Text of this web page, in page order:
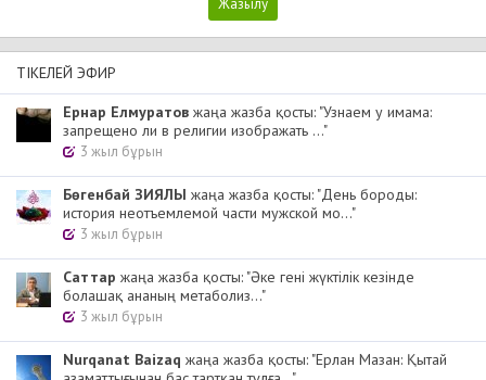
ТІКЕЛЕЙ ЭФИР
Ернар Елмуратов жаңа жазба қосты: "Узнаем у имама:
запрещено ли в религии изображать ..."
3 жыл бұрын
Бөгенбай ЗИЯЛЫ жаңа жазба қосты: "День бороды:
история неотъемлемой части мужской мо..."
3 жыл бұрын
Cаттар жаңа жазба қосты: "Әке гені жүктілік кезінде
болашақ ананың метаболиз..."
3 жыл бұрын
Nurqanat Baizaq жаңа жазба қосты: "Ерлан Мазан: Қытай